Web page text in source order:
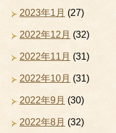
2023年1月 (27)
2022年12月 (32)
2022年11月 (31)
2022年10月 (31)
2022年9月 (30)
2022年8月 (32)